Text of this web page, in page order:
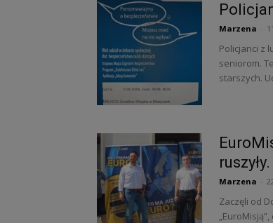
Marzena
Policjanci z
seniorom.
starszych.
Marzena
Zaczęli od